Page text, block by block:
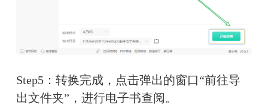
Step5：转换完成，点击弹出的窗口“前往导
出文件夹”，进行电子书查阅。